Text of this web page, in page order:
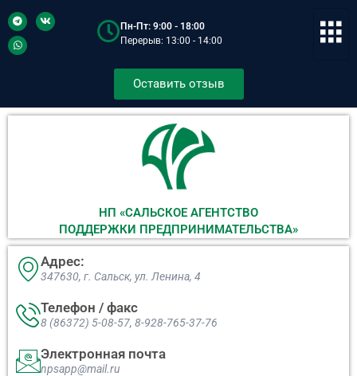
Пн-Пт: 9:00 - 18:00
Перерыв: 13:00 - 14:00
Оставить отзыв
НП «САЛЬСКОЕ АГЕНТСТВО
ПОДДЕРЖКИ ПРЕДПРИНИМАТЕЛЬСТВА»
Адрес:
347630, г. Сальск, ул. Ленина, 4​
Телефон / факс
8 (86372) 5-08-57, 8-928-765-37-76
Электронная почта
npsapp@mail.ru